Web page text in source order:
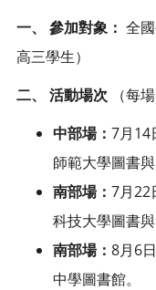
一、 參加對象： 全
高三學生）
二、 活動場次 （每
中部場： 7月14
師範大學圖書與
南部場： 7月22
科技大學圖書與
南部場： 8月6
中學圖書館。